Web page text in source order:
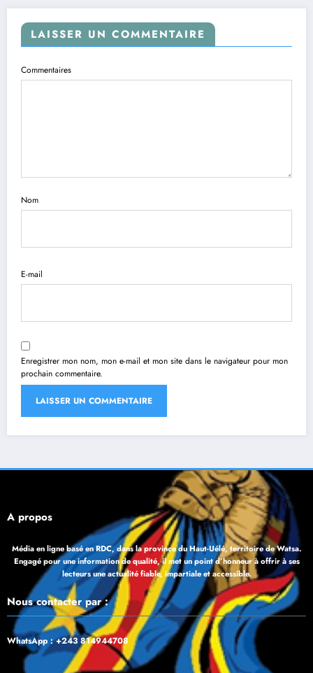
LAISSER UN COMMENTAIRE
Commentaires
Nom
E-mail
Enregistrer mon nom, mon e-mail et mon site dans le navigateur pour mon
prochain commentaire.
À propos
Média en ligne basé en RDC, dans la province du Haut-Uélé, territoire de Watsa.
Engagé pour une information de qualité, il met un point d’honneur à offrir à ses
lecteurs une actualité fiable, impartiale et accessible.
Nous contacter par :
WhatsApp : +243 814944708